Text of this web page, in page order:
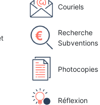
Couriels
Recherche
Subventions
Photocopies
Réflexion